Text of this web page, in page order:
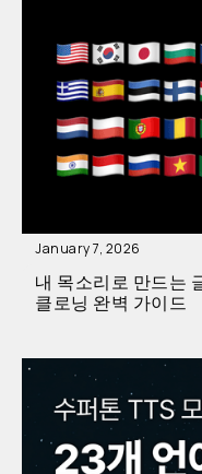
January 7, 2026
내 목소리로 만드는
클로닝 완벽 가이드